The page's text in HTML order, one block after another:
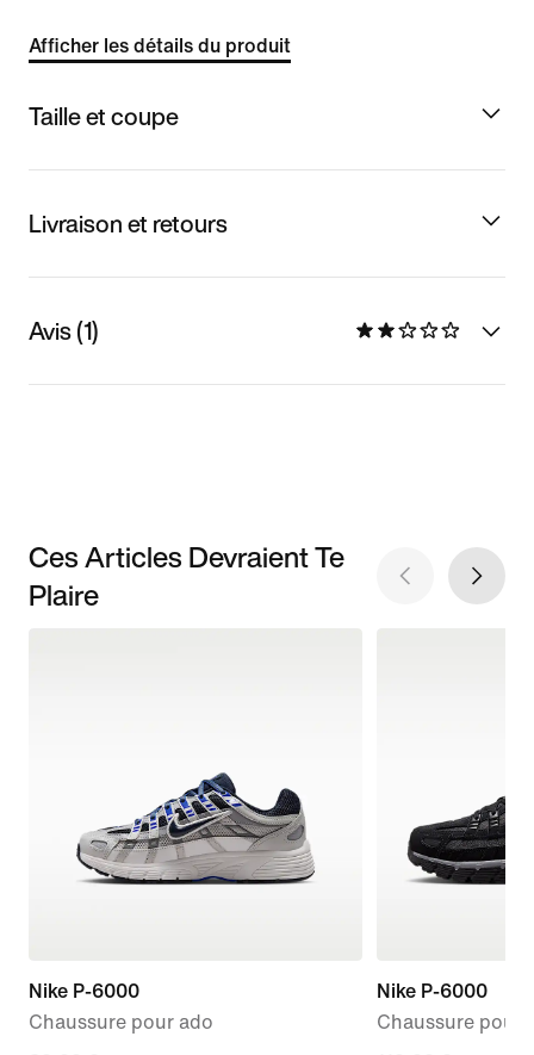
Afficher les détails du produit
Taille et coupe
Livraison et retours
Avis (1)
Ces Articles Devraient Te
Plaire
Nike P-6000
Chaussure pour ado
Nike P-6000
Chaussure pour